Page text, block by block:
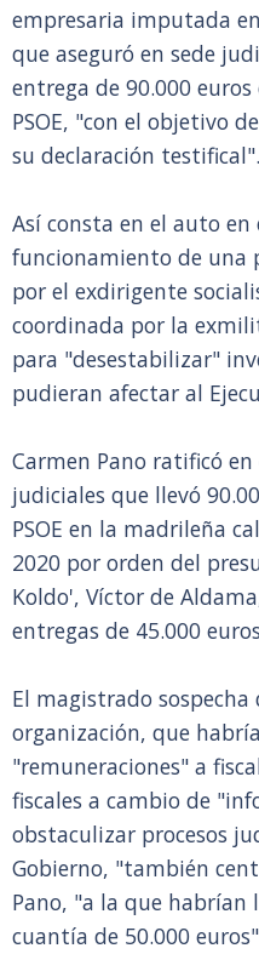
empresaria imputada
que aseguró en sede
entrega de 90.000
PSOE, "con el objetivo
su declaración testifical".
Así consta en el auto
funcionamiento de
por el exdirigente
coordinada por la
para "desestabilizar"
pudieran afectar al
Carmen Pano ratificó
judiciales que llevó
PSOE en la madrileña
2020 por orden del
Koldo', Víctor de
entregas de 45.000
El magistrado
organización, que
"remuneraciones" a
fiscales a cambio de
obstaculizar procesos
Gobierno, "también
Pano, "a la que habrían
cuantía de 50.000